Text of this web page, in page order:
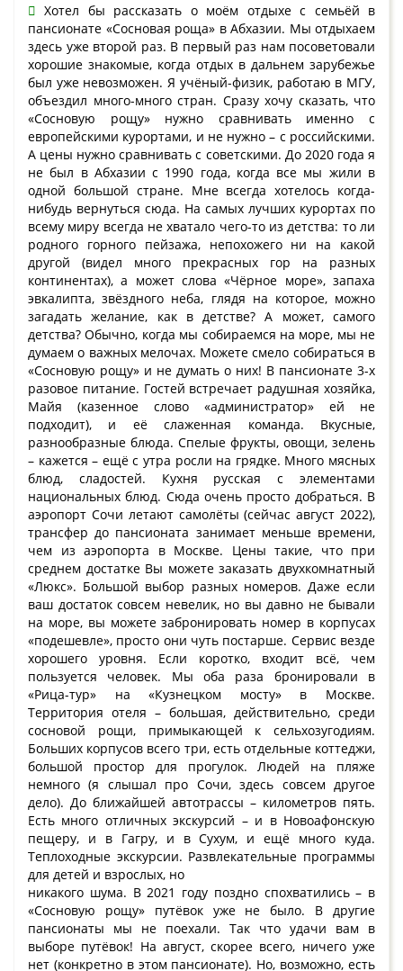
Хотел бы рассказать о моём отдыхе с семьёй в
пансионате «Сосновая роща» в Абхазии. Мы отдыхаем
здесь уже второй раз. В первый раз нам посоветовали
хорошие знакомые, когда отдых в дальнем зарубежье
был уже невозможен. Я учёный-физик, работаю в МГУ,
объездил много-много стран. Сразу хочу сказать, что
«Сосновую рощу» нужно сравнивать именно с
европейскими курортами, и не нужно – с российскими.
А цены нужно сравнивать с советскими. До 2020 года я
не был в Абхазии с 1990 года, когда все мы жили в
одной большой стране. Мне всегда хотелось когда-
нибудь вернуться сюда. На самых лучших курортах по
всему миру всегда не хватало чего-то из детства: то ли
родного горного пейзажа, непохожего ни на какой
другой (видел много прекрасных гор на разных
континентах), а может слова «Чёрное море», запаха
эвкалипта, звёздного неба, глядя на которое, можно
загадать желание, как в детстве? А может, самого
детства? Обычно, когда мы собираемся на море, мы не
думаем о важных мелочах. Можете смело собираться в
«Сосновую рощу» и не думать о них! В пансионате 3-х
разовое питание. Гостей встречает радушная хозяйка,
Майя (казенное слово «администратор» ей не
подходит), и её слаженная команда. Вкусные,
разнообразные блюда. Спелые фрукты, овощи, зелень
– кажется – ещё с утра росли на грядке. Много мясных
блюд, сладостей. Кухня русская с элементами
национальных блюд. Сюда очень просто добраться. В
аэропорт Сочи летают самолёты (сейчас август 2022),
трансфер до пансионата занимает меньше времени,
чем из аэропорта в Москве. Цены такие, что при
среднем достатке Вы можете заказать двухкомнатный
«Люкс». Большой выбор разных номеров. Даже если
ваш достаток совсем невелик, но вы давно не бывали
на море, вы можете забронировать номер в корпусах
«подешевле», просто они чуть постарше. Сервис везде
хорошего уровня. Если коротко, входит всё, чем
пользуется человек. Мы оба раза бронировали в
«Рица-тур» на «Кузнецком мосту» в Москве.
Территория отеля – большая, действительно, среди
сосновой рощи, примыкающей к сельхозугодиям.
Больших корпусов всего три, есть отдельные коттеджи,
большой простор для прогулок. Людей на пляже
немного (я слышал про Сочи, здесь совсем другое
дело). До ближайшей автотрассы – километров пять.
Есть много отличных экскурсий – и в Новоафонскую
пещеру, и в Гагру, и в Сухум, и ещё много куда.
Теплоходные экскурсии. Развлекательные программы
для детей и взрослых, но
никакого шума. В 2021 году поздно спохватились – в
«Сосновую рощу» путёвок уже не было. В другие
пансионаты мы не поехали. Так что удачи вам в
выборе путёвок! На август, скорее всего, ничего уже
нет (конкретно в этом пансионате). Но, возможно, есть